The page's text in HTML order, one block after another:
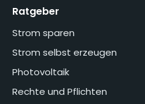
Ratgeber
Strom sparen
Strom selbst erzeugen
Photovoltaik
Rechte und Pflichten